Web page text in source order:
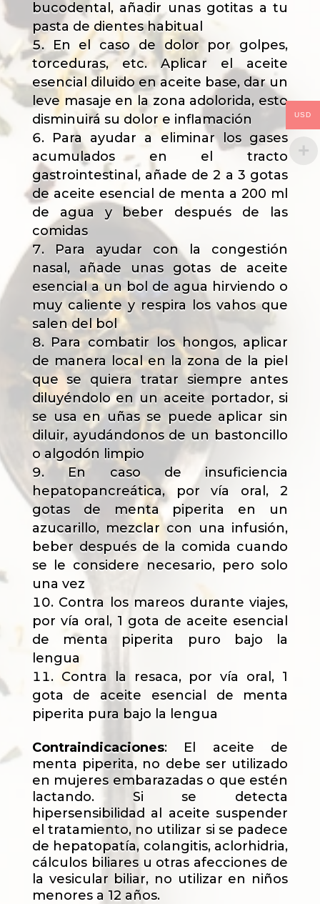
bucodental, añadir unas gotitas a tu
pasta de dientes habitual
En el caso de dolor por golpes,
torceduras, etc. Aplicar el aceite
esencial diluido en aceite base, dar un
leve masaje en la zona adolorida, esto
disminuirá su dolor e inflamación
Para ayudar a eliminar los gases
acumulados en el tracto
gastrointestinal, añade de 2 a 3 gotas
de aceite esencial de menta a 200 ml
de agua y beber después de las
comidas
Para ayudar con la congestión
nasal, añade unas gotas de aceite
esencial a un bol de agua hirviendo o
muy caliente y respira los vahos que
salen del bol
Para combatir los hongos, aplicar
de manera local en la zona de la piel
que se quiera tratar siempre antes
diluyéndolo en un aceite portador, si
se usa en uñas se puede aplicar sin
diluir, ayudándonos de un bastoncillo
o algodón limpio
En caso de insuficiencia
hepatopancreática, por vía oral, 2
gotas de menta piperita en un
azucarillo, mezclar con una infusión,
beber después de la comida cuando
se le considere necesario, pero solo
una vez
Contra los mareos durante viajes,
por vía oral, 1 gota de aceite esencial
de menta piperita puro bajo la
lengua
Contra la resaca, por vía oral, 1
gota de aceite esencial de menta
piperita pura bajo la lengua
Contraindicaciones: El aceite de
menta piperita, no debe ser utilizado
en mujeres embarazadas o que estén
lactando. Si se detecta
hipersensibilidad al aceite suspender
el tratamiento, no utilizar si se padece
de hepatopatía, colangitis, aclorhidria,
cálculos biliares u otras afecciones de
la vesicular biliar, no utilizar en niños
menores a 12 años.
USD